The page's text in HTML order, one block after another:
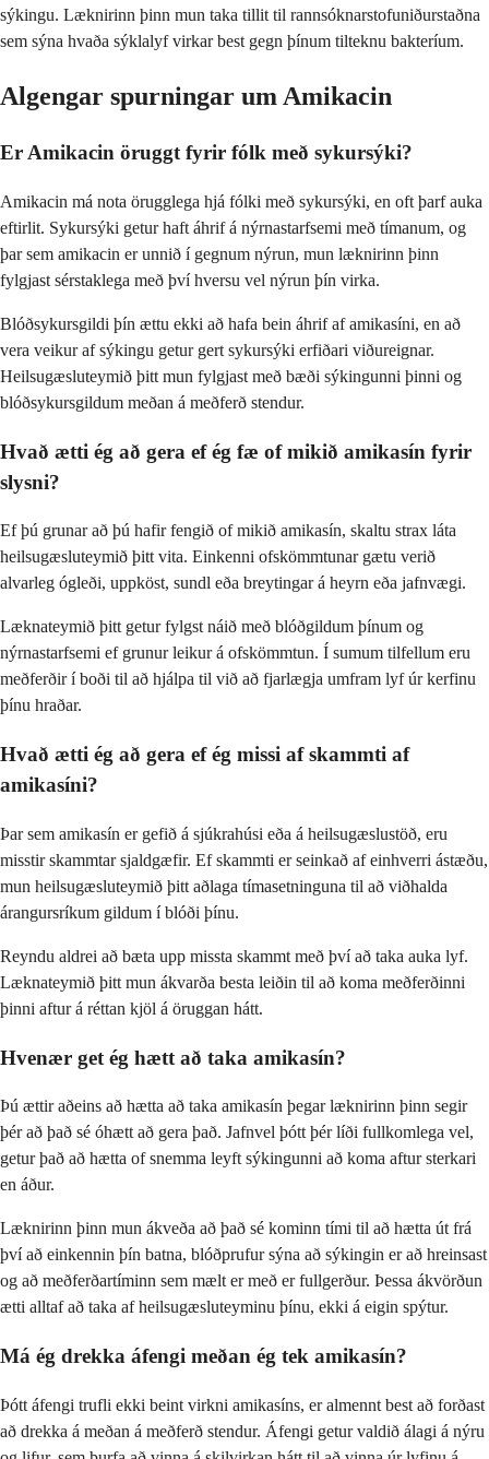
sýkingu. Læknirinn þinn mun taka tillit til rannsóknarstofuniðurstaðna
sem sýna hvaða sýklalyf virkar best gegn þínum tilteknu bakteríum.
Algengar spurningar um Amikacin
Er Amikacin öruggt fyrir fólk með sykursýki?
Amikacin má nota örugglega hjá fólki með sykursýki, en oft þarf auka
eftirlit. Sykursýki getur haft áhrif á nýrnastarfsemi með tímanum, og
þar sem amikacin er unnið í gegnum nýrun, mun læknirinn þinn
fylgjast sérstaklega með því hversu vel nýrun þín virka.
Blóðsykursgildi þín ættu ekki að hafa bein áhrif af amikasíni, en að
vera veikur af sýkingu getur gert sykursýki erfiðari viðureignar.
Heilsugæsluteymið þitt mun fylgjast með bæði sýkingunni þinni og
blóðsykursgildum meðan á meðferð stendur.
Hvað ætti ég að gera ef ég fæ of mikið amikasín fyrir
slysni?
Ef þú grunar að þú hafir fengið of mikið amikasín, skaltu strax láta
heilsugæsluteymið þitt vita. Einkenni ofskömmtunar gætu verið
alvarleg ógleði, uppköst, sundl eða breytingar á heyrn eða jafnvægi.
Læknateymið þitt getur fylgst náið með blóðgildum þínum og
nýrnastarfsemi ef grunur leikur á ofskömmtun. Í sumum tilfellum eru
meðferðir í boði til að hjálpa til við að fjarlægja umfram lyf úr kerfinu
þínu hraðar.
Hvað ætti ég að gera ef ég missi af skammti af
amikasíni?
Þar sem amikasín er gefið á sjúkrahúsi eða á heilsugæslustöð, eru
misstir skammtar sjaldgæfir. Ef skammti er seinkað af einhverri ástæðu,
mun heilsugæsluteymið þitt aðlaga tímasetninguna til að viðhalda
árangursríkum gildum í blóði þínu.
Reyndu aldrei að bæta upp missta skammt með því að taka auka lyf.
Læknateymið þitt mun ákvarða besta leiðin til að koma meðferðinni
þinni aftur á réttan kjöl á öruggan hátt.
Hvenær get ég hætt að taka amikasín?
Þú ættir aðeins að hætta að taka amikasín þegar læknirinn þinn segir
þér að það sé óhætt að gera það. Jafnvel þótt þér líði fullkomlega vel,
getur það að hætta of snemma leyft sýkingunni að koma aftur sterkari
en áður.
Læknirinn þinn mun ákveða að það sé kominn tími til að hætta út frá
því að einkennin þín batna, blóðprufur sýna að sýkingin er að hreinsast
og að meðferðartíminn sem mælt er með er fullgerður. Þessa ákvörðun
ætti alltaf að taka af heilsugæsluteyminu þínu, ekki á eigin spýtur.
Má ég drekka áfengi meðan ég tek amikasín?
Þótt áfengi trufli ekki beint virkni amikasíns, er almennt best að forðast
að drekka á meðan á meðferð stendur. Áfengi getur valdið álagi á nýru